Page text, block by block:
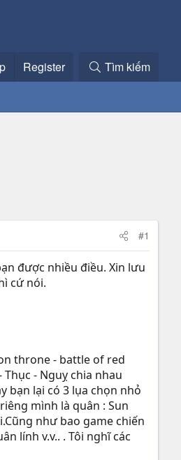
Register Tìm kiếm
#1
được nhiều điều. Xin lưu
cứ nói.
throne - battle of red
- Nguỵ chia nhau
bạn lại có 3 lụa chọn nhỏ
mình là quân : Sun
như bao game chiến
lính v.v.. . Tôi nghĩ các